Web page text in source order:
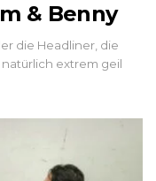
& Benny
die Headliner, die
extrem geil